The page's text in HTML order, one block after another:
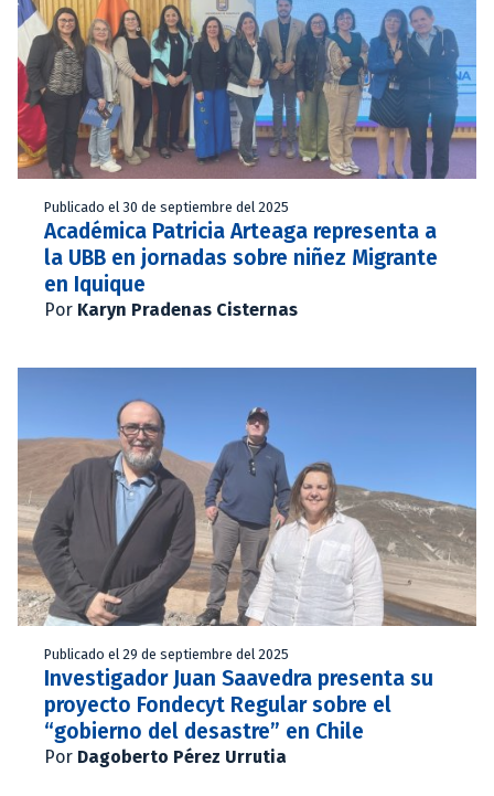
Publicado el 30 de septiembre del 2025
Académica Patricia Arteaga representa a
la UBB en jornadas sobre niñez Migrante
en Iquique
Por Karyn Pradenas Cisternas
Publicado el 29 de septiembre del 2025
Investigador Juan Saavedra presenta su
proyecto Fondecyt Regular sobre el
“gobierno del desastre” en Chile
Por Dagoberto Pérez Urrutia